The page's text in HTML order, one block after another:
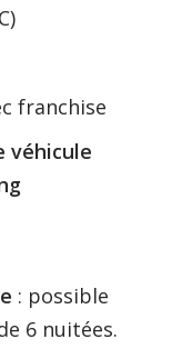
franchise
véhicule
: possible
6 nuitées.